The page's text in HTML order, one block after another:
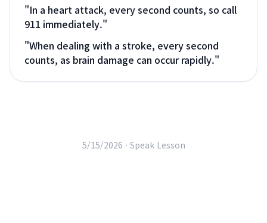
"In a heart attack, every second counts, so call
911 immediately."
"When dealing with a stroke, every second
counts, as brain damage can occur rapidly."
5/15/2026 · Speak Lesson